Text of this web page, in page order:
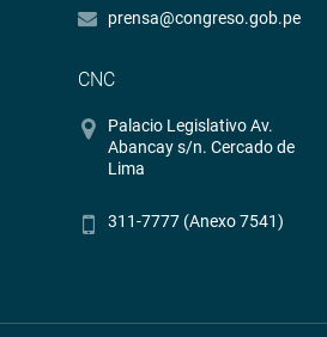
prensa@congreso.gob.pe
CNC
Palacio Legislativo Av.
Abancay s/n. Cercado de
Lima
311-7777 (Anexo 7541)